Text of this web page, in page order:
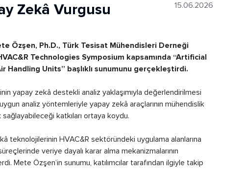
Zekâ Vurgusu 15.06.2026
Özşen, Ph.D., Türk Tesisat Mühendisleri Derneği
Technologies Symposium kapsamında “Artificial
Units” başlıklı sunumunu gerçekleştirdi.
yapay zekâ destekli analiz yaklaşımıyla değerlendirilmesi
uygun analiz yöntemleriyle yapay zekâ araçlarının mühendislik
katkıları ortaya koydu.
teknolojilerinin HVAC&R sektöründeki uygulama alanlarına
veriye dayalı karar alma mekanizmalarının
Mete Özşen’in sunumu, katılımcılar tarafından ilgiyle takip